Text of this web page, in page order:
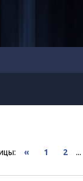
: « 1 2 ...